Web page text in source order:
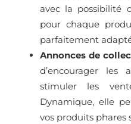
avec la possibilité
pour chaque
parfaitement
Annonces de
d’encourager les
stimuler les
Dynamique, elle
vos produits phares